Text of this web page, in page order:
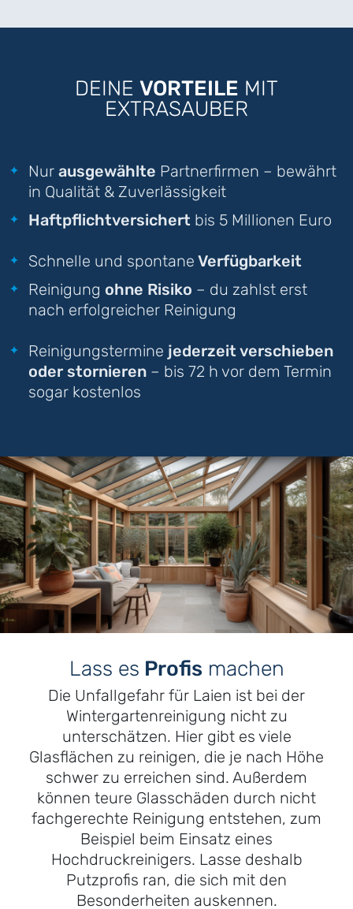
DEINE VORTEILE MIT
EXTRASAUBER
Nur ausgewählte Partnerfirmen – bewährt
in Qualität & Zuverlässigkeit
Haftpflichtversichert bis 5 Millionen Euro
Schnelle und spontane Verfügbarkeit
Reinigung ohne Risiko – du zahlst erst
nach erfolgreicher Reinigung
Reinigungstermine jederzeit verschieben
oder stornieren – bis 72 h vor dem Termin
sogar kostenlos
Lass es Profis machen
Die Unfallgefahr für Laien ist bei der
Wintergartenreinigung nicht zu
unterschätzen. Hier gibt es viele
Glasflächen zu reinigen, die je nach Höhe
schwer zu erreichen sind. Außerdem
können teure Glasschäden durch nicht
fachgerechte Reinigung entstehen, zum
Beispiel beim Einsatz eines
Hochdruckreinigers. Lasse deshalb
Putzprofis ran, die sich mit den
Besonderheiten auskennen.